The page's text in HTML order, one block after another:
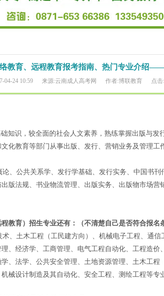
教育、远程教育报考指南、热门专业介绍
04-24 10:59 来源:云南成人高考网 作者:博联教育 点击:
知识，较全面的社会人文素养，熟练掌握出版与发
化教育等部门从事出版、发行、营销业务及管理工
、公共关系学、发行学基础、发行实务、中国书刊
版法规、书业物流管理、出版实务、出版物市场营
教育）招生专业还有：（不清楚自己是否符合报名
、 土木工程（工民建方向）、机械电子工程、通信
、 经济学、工商管理、电气工程自动化、工程造价
、法学、公共安全管理、土地资源管理、土木工程
械设计制造及其自动化、安全工程、测绘工程等专